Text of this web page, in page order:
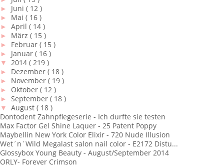
► Juni ( 12 )
► Mai ( 16 )
► April ( 14 )
► März ( 15 )
► Februar ( 15 )
► Januar ( 16 )
▼ 2014 ( 219 )
► Dezember ( 18 )
► November ( 19 )
► Oktober ( 12 )
► September ( 18 )
▼ August ( 18 )
Dontodent Zahnpflegeserie - Ich durfte sie testen
Max Factor Gel Shine Laquer - 25 Patent Poppy
Maybellin New York Color Elixir - 720 Nude Illusion
Wet´n´Wild Megalast salon nail color - E2172 Distu...
Glossybox Young Beauty - August/September 2014
ORLY- Forever Crimson